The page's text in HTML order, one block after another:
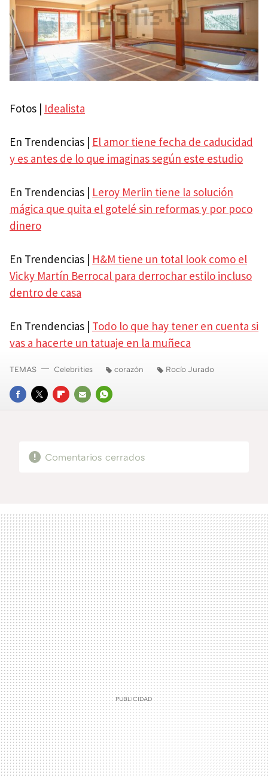
Fotos | Idealista
En Trendencias | El amor tiene fecha de caducidad
y es antes de lo que imaginas según este estudio
En Trendencias | Leroy Merlin tiene la solución
mágica que quita el gotelé sin reformas y por poco
dinero
En Trendencias | H&M tiene un total look como el
Vicky Martín Berrocal para derrochar estilo incluso
dentro de casa
En Trendencias | Todo lo que hay tener en cuenta si
vas a hacerte un tatuaje en la muñeca
FACEBOOK
TWITTERFLIPBOARD
E-
WHATSAPP
TEMAS Celebrities corazón Rocío Jurado
Comentarios cerrados